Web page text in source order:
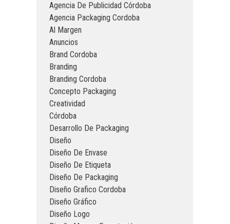
Agencia De Publicidad Córdoba
Agencia Packaging Cordoba
Al Margen
Anuncios
Brand Cordoba
Branding
Branding Cordoba
Concepto Packaging
Creatividad
Córdoba
Desarrollo De Packaging
Diseño
Diseño De Envase
Diseño De Etiqueta
Diseño De Packaging
Diseño Grafico Cordoba
Diseño Gráfico
Diseño Logo